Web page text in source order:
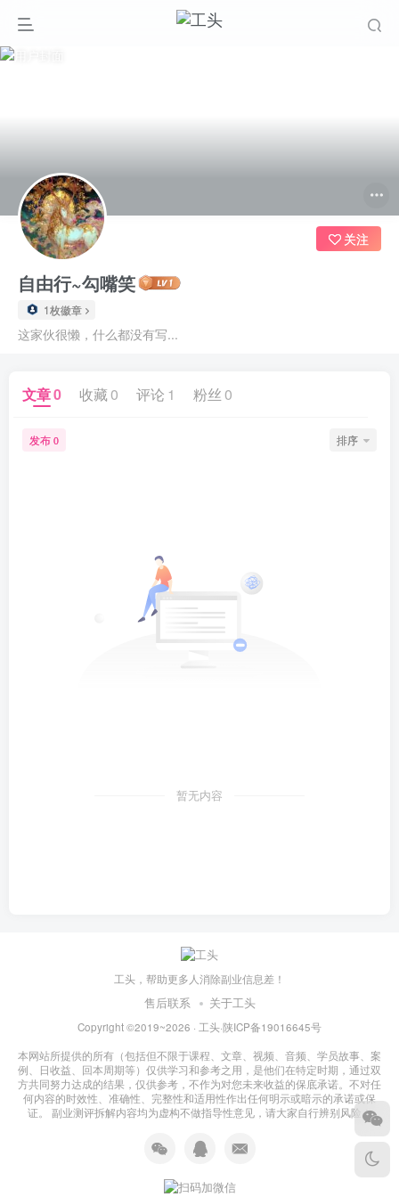
自由行~勾嘴笑
1枚徽章
这家伙很懒，什么都没有写...
关注
文章0 收藏 0 评论 1 粉丝 0
发布 0 排序
暂无内容
工头，帮助更多人消除副业信息差！
售后联系 关于工头
Copyright ©2019~2026 · 工头·陕ICP备19016645号
本网站所提供的所有（包括但不限于课程、文章、视频、音频、学员故事、案
例、日收益、回本周期等）仅供学习和参考之用，是他们在特定时期，通过双
方共同努力达成的结果，仅供参考，不作为对您未来收益的保底承诺。不对任
何内容的时效性、准确性、完整性和适用性作出任何明示或暗示的承诺或保
证。 副业测评拆解内容均为虚构不做指导性意见，请大家自行辨别风险！